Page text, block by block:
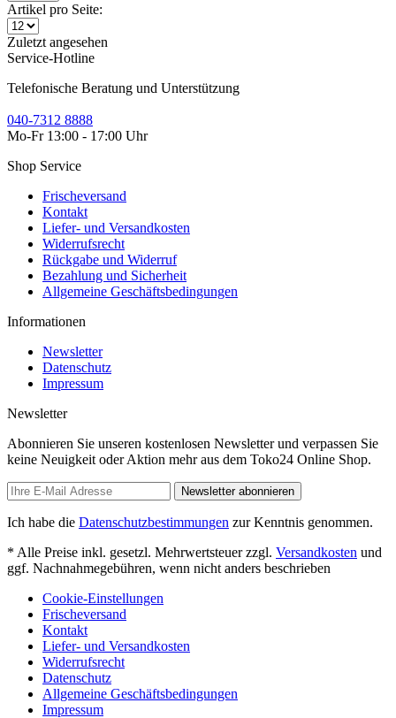
Artikel pro Seite:
Zuletzt angesehen
Service-Hotline
Telefonische Beratung und Unterstützung
040-7312 8888
Mo-Fr 13:00 - 17:00 Uhr
Shop Service
Frischeversand
Kontakt
Liefer- und Versandkosten
Widerrufsrecht
Rückgabe und Widerruf
Bezahlung und Sicherheit
Allgemeine Geschäftsbedingungen
Informationen
Newsletter
Datenschutz
Impressum
Newsletter
Abonnieren Sie unseren kostenlosen Newsletter und verpassen Sie
keine Neuigkeit oder Aktion mehr aus dem Toko24 Online Shop.
Newsletter abonnieren
Ich habe die Datenschutzbestimmungen zur Kenntnis genommen.
* Alle Preise inkl. gesetzl. Mehrwertsteuer zzgl. Versandkosten und
ggf. Nachnahmegebühren, wenn nicht anders beschrieben
Cookie-Einstellungen
Frischeversand
Kontakt
Liefer- und Versandkosten
Widerrufsrecht
Datenschutz
Allgemeine Geschäftsbedingungen
Impressum